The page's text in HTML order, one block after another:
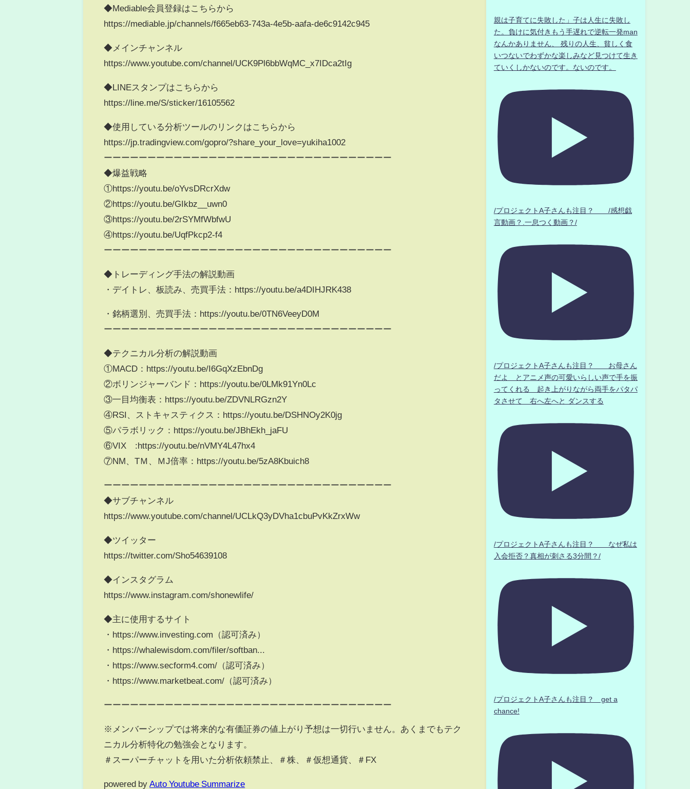
◆Mediable会員登録はこちらから
https://mediable.jp/channels/f665eb63-743a-4e5b-aafa-de6c9142c945
◆メインチャンネル
https://www.youtube.com/channel/UCK9Pl6bbWqMC_x7IDca2tIg
◆LINEスタンプはこちらから
https://line.me/S/sticker/16105562
◆使用している分析ツールのリンクはこちらから
https://jp.tradingview.com/gopro/?share_your_love=yukiha1002
ーーーーーーーーーーーーーーーーーーーーーーーーーーーーーーーーー
◆爆益戦略
①https://youtu.be/oYvsDRcrXdw
②https://youtu.be/GIkbz__uwn0
③https://youtu.be/2rSYMfWbfwU
④https://youtu.be/UqfPkcp2-f4
ーーーーーーーーーーーーーーーーーーーーーーーーーーーーーーーーー
◆トレーディング手法の解説動画
・デイトレ、板読み、売買手法：https://youtu.be/a4DIHJRK438​
・銘柄選別、売買手法：https://youtu.be/0TN6VeeyD0M​
ーーーーーーーーーーーーーーーーーーーーーーーーーーーーーーーーー
◆テクニカル分析の解説動画
①MACD：https://youtu.be/I6GqXzEbnDg​
②ボリンジャーバンド：https://youtu.be/0LMk91Yn0Lc​
③一目均衡表：https://youtu.be/ZDVNLRGzn2Y​
④RSI、ストキャスティクス：https://youtu.be/DSHNOy2K0jg​
⑤パラボリック：https://youtu.be/JBhEkh_jaFU​
⑥VIX :https://youtu.be/nVMY4L47hx4
⑦NM、TＭ、ＭJ倍率：https://youtu.be/5zA8Kbuich8
ーーーーーーーーーーーーーーーーーーーーーーーーーーーーーーーーー
◆サブチャンネル
https://www.youtube.com/channel/UCLkQ3yDVha1cbuPvKkZrxWw
◆ツイッター
https://twitter.com/Sho54639108
◆インスタグラム
https://www.instagram.com/shonewlife/
◆主に使用するサイト
・https://www.investing.com（認可済み）​
・https://whalewisdom.com/filer/softban...​
・https://www.secform4.com/（認可済み）​
・https://www.marketbeat.com/（認可済み）​
ーーーーーーーーーーーーーーーーーーーーーーーーーーーーーーーーー
※メンバーシップでは将来的な有価証券の値上がり予想は一切行いません。あくまでもテク
ニカル分析特化の勉強会となります。
＃スーパーチャットを用いた分析依頼禁止、＃株、＃仮想通貨、＃FX
powered by Auto Youtube Summarize
親は子育てに失敗した」子は人生に失敗し
た。負けに気付きもう手遅れで逆転一発man
なんかありません、 残りの人生、貧しく食
いつないでわずかな楽しみなど見つけて生き
ていくしかないのです。ないのです。
/プロジェクトA子さんも注目？ /感想戯
言動画？.一息つく動画？/
/プロジェクトA子さんも注目？ お母さん
だよ とアニメ声の可愛いらしい声で手を振
ってくれる 起き上がりながら両手をパタパ
タさせて 右へ左へと ダンスする
/プロジェクトA子さんも注目？ なぜ私は
入会拒否？真相が刺さる3分間？/
/プロジェクトA子さんも注目？ get a
chance!